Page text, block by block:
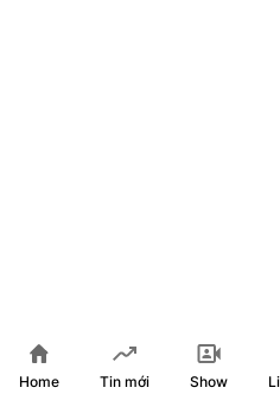
Xem thêm
Home Tin mới Show